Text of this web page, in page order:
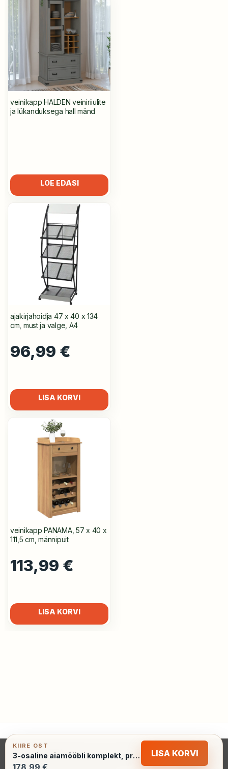
veinikapp HALDEN veiniriiulite
ja lükanduksega hall mänd
LOE EDASI
ajakirjahoidja 47 x 40 x 134
cm, must ja valge, A4
96,99 €
LISA KORVI
veinikapp PANAMA, 57 x 40 x
111,5 cm, männipuit
113,99 €
LISA KORVI
KONTAKT
PRIVAATSUSPOLIITIKA
KAUBA TAGASTAMINE
KIIRE OST
3-osaline aiamööbli komplekt, pruun
178,99 €
LISA KORVI